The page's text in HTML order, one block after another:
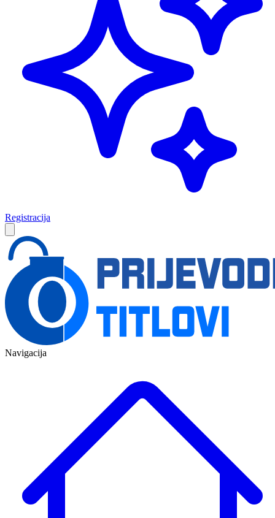
Registracija
Navigacija